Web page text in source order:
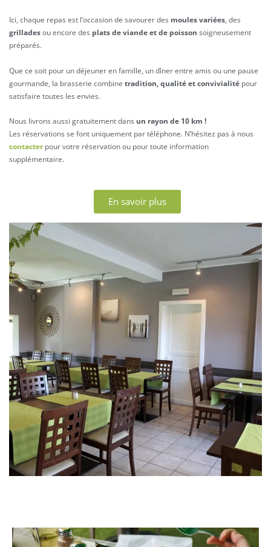
Ici, chaque repas est l’occasion de savourer des moules variées, des
grilladesou encore des plats de viande et de poisson soigneusement
préparés.
Que ce soit pour un déjeuner en famille, un dîner entre amis ou une pause
gourmande, la brasserie combine tradition, qualité et convivialité pour
satisfaire toutes les envies.
Nous livrons aussi gratuitement dans un rayon de 10 km !
Les réservations se font uniquement par téléphone. N’hésitez pas à nous
contacter pour votre réservation ou pour toute information
supplémentaire.
En savoir plus